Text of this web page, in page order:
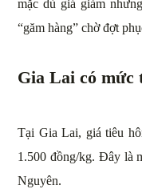
mặc dù giá giảm
“găm hàng” chờ đợt
Gia Lai có mức
Tại Gia Lai, giá tiêu
1.500 đồng/kg. Đây là
Nguyên.